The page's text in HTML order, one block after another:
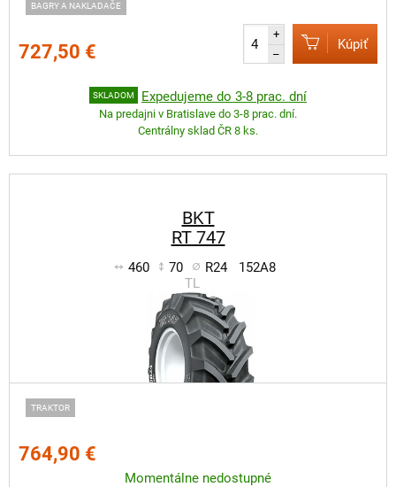
BAGRY A NAKLADAČE
727,50 €
+
–
Kúpiť
SKLADOM Expedujeme do 3-8 prac. dní
Na predajni v Bratislave do 3-8 prac. dní.
Centrálny sklad ČR 8 ks.
BKT
RT 747
460 70 R24
152A8
TL
TRAKTOR
764,90 €
Momentálne nedostupné